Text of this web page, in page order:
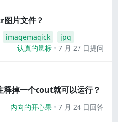
片文件？
imagemagick
jpg
认真的鼠标
7 月 27 日提问
释掉一个cout就可以运行？
内向的开心果 7 月 24 日回答